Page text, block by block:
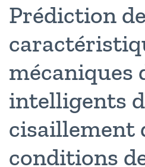
Prédiction
mécaniques
intelligents
cisaillement
conditions